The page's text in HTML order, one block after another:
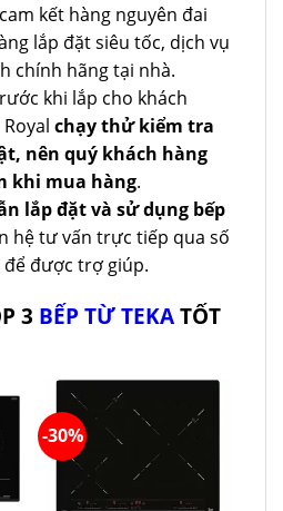
kết hàng nguyên đai
lắp đặt siêu tốc, dịch vụ
chính hãng tại nhà.
khi lắp cho khách
chạy thử kiểm tra
nên quý khách hàng
khi mua hàng.
lắp đặt và sử dụng bếp
hệ tư vấn trực tiếp qua số
để được trợ giúp.
3 BẾP TỪ TEKATỐT
-30%